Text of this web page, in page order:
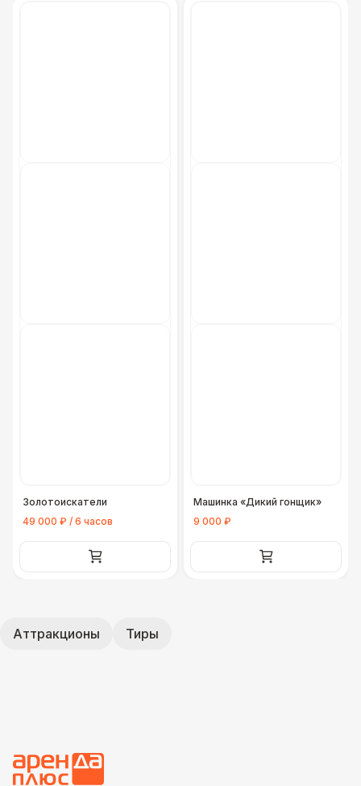
Золотоискатели
49 000 ₽ / 6 часов
Машинка «Дикий гонщик»
9 000 ₽
Аттракционы Тиры